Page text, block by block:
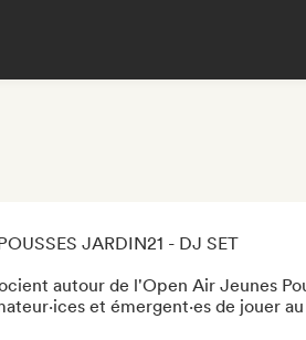
JARDIN21 - DJ SET
autour de l'Open Air Jeunes
et émergent·es de jouer